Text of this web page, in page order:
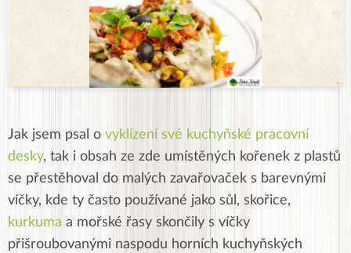
Jak jsem psal o vyklízení své kuchyňské pracovní
desky, tak i obsah ze zde umístěných kořenek z plastů
se přestěhoval do malých zavařovaček s barevnými
víčky, kde ty často používané jako sůl, skořice,
kurkuma a mořské řasy skončily s víčky
přišroubovanými naspodu horních kuchyňských